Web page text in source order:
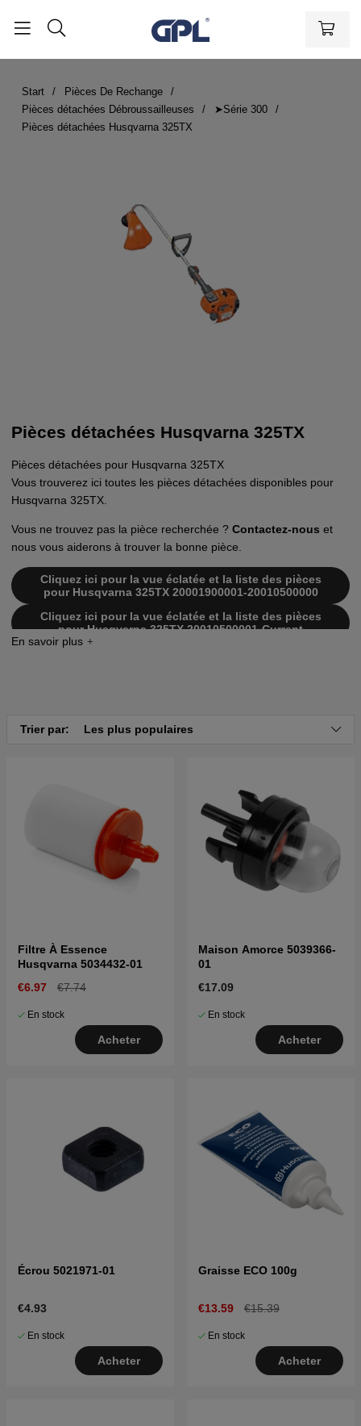
Start
Pièces De Rechange
Pièces détachées Débroussailleuses
➤Série 300
Pièces détachées Husqvarna 325TX
Pièces détachées Husqvarna 325TX
Pièces détachées pour Husqvarna 325TX
Vous trouverez ici toutes les pièces détachées disponibles pour
Husqvarna 325TX.
Vous ne trouvez pas la pièce recherchée ? Contactez-nous et
nous vous aiderons à trouver la bonne pièce.
Cliquez ici pour la vue éclatée et la liste des pièces
pour Husqvarna 325TX 20001900001-20010500000
Cliquez ici pour la vue éclatée et la liste des pièces
pour Husqvarna 325TX 20010500001-Current
Trier par: Les plus populaires
Filtre À Essence
Husqvarna 5034432-01
€6.97
€7.74
En stock
Acheter
Maison Amorce 5039366-
01
€17.09
En stock
Acheter
Écrou 5021971-01
€4.93
En stock
Acheter
Graisse ECO 100g
€13.59 €15.39
En stock
Acheter